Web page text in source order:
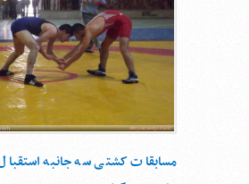
مسابقات کشتی سه جانبه